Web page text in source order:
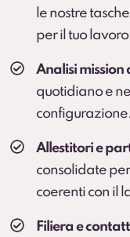
Cambio
pneumatici.
Protection
danni
soggette a
Kasko.
le nostre
per il tuo
Analisi mission
quotidiano e
configurazione.
Allestitori e
consolidate
coerenti con il
Filiera e